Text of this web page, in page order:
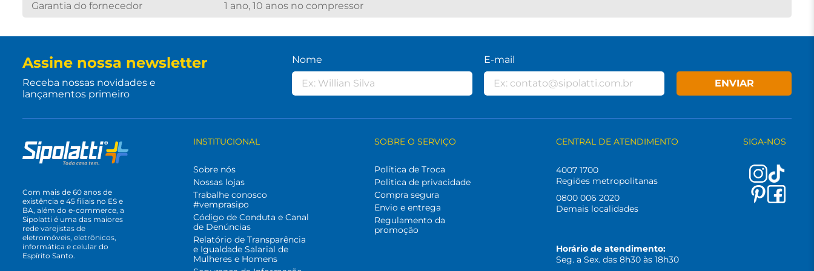
Garantia do fornecedor 1 ano, 10 anos no compressor
Assine nossa newsletter
Receba nossas novidades e
lançamentos primeiro
Nome E-mail
ENVIAR
Com mais de 60 anos de
existência e 45 filiais no ES e
BA, além do e-commerce, a
Sipolatti é uma das maiores
rede varejistas de
eletromóveis, eletrônicos,
informática e celular do
Espírito Santo.
INSTITUCIONAL
Sobre nós
Nossas lojas
Trabalhe conosco
#vemprasipo
Código de Conduta e Canal
de Denúncias
Relatório de Transparência
e Igualdade Salarial de
Mulheres e Homens
SOBRE O SERVIÇO
Política de Troca
Politica de privacidade
Compra segura
Envio e entrega
Regulamento da
promoção
CENTRAL DE ATENDIMENTO
4007 1700
Regiões metropolitanas
0800 006 2020
Demais localidades
Horário de atendimento:
Seg. a Sex. das 8h30 às 18h30
SIGA-NOS